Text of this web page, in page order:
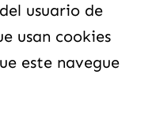
usuario de
usan cookies
este navegue